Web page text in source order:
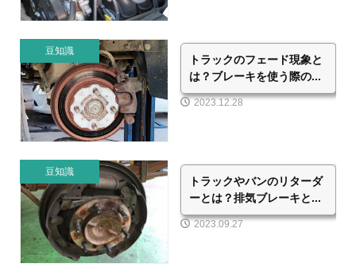
豆知識
トラックのフェード現象と
は？ブレーキを使う際の...
2023.12.28
豆知識
トラックやバンのリターダ
ーとは？排気ブレーキと...
2023.09.27